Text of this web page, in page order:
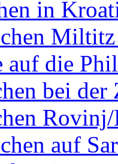
in
auf die
bei der
auf